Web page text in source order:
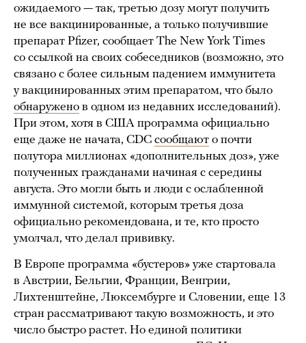
ожидаемого — так, третью дозу могут получить
не все вакцинированные, а только получившие
препарат Pfizer, сообщает The New York Times
со ссылкой на своих собеседников (возможно, это
связано с более сильным падением иммунитета
у вакцинированных этим препаратом, что было
обнаружено в одном из недавних исследований).
При этом, хотя в США программа официально
еще даже не начата, CDC сообщают о почти
полутора миллионах «дополнительных доз», уже
полученных гражданами начиная с середины
августа. Это могли быть и люди с ослабленной
иммунной системой, которым третья доза
официально рекомендована, и те, кто просто
умолчал, что делал прививку.
В Европе программа «бустеров» уже стартовала
в Австрии, Бельгии, Франции, Венгрии,
Лихтенштейне, Люксембурге и Словении, еще 13
стран рассматривают такую возможность, и это
число быстро растет. Но единой политики